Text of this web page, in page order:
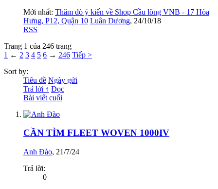
Mới nhất: Thăm dò ý kiến về Shop Cầu lông VNB - 17 Hòa
Hưng, P12, Quận 10 Luân Dương, 24/10/18
RSS
Trang 1 của 246 trang
1 ← 2 3 4 5 6 → 246 Tiếp >
Sort by:
Tiêu đề Ngày gửi
Trả lời ↑ Đọc
Bài viết cuối
CẦN TÌM FLEET WOVEN 1000IV
Anh Đào, 21/7/24
Trả lời:
0